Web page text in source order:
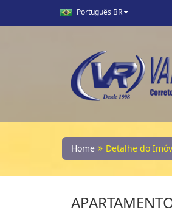
Português BR
Home Detalhe do